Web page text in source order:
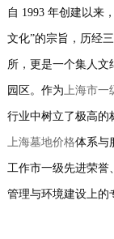
自 1993 年创建以来，
文化”的宗旨，历经
所，更是一个集人文
园区。作为上海市一
行业中树立了极高的
上海墓地价格体系与
工作市一级先进荣誉
管理与环境建设上的